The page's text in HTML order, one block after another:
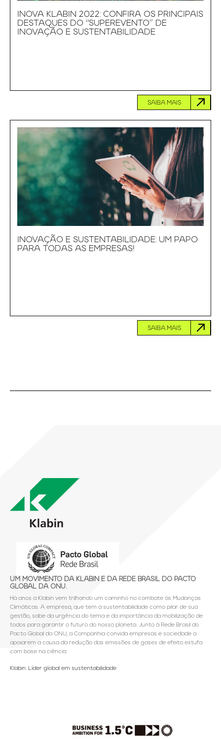
INOVA KLABIN 2022: CONFIRA OS PRINCIPAIS
DESTAQUES DO “SUPEREVENTO” DE
INOVAÇÃO E SUSTENTABILIDADE
SAIBA MAIS
INOVAÇÃO E SUSTENTABILIDADE: UM PAPO
PARA TODAS AS EMPRESAS!
SAIBA MAIS
UM MOVIMENTO DA KLABIN E DA REDE BRASIL DO PACTO
GLOBAL DA ONU.
Há anos a Klabin vem trilhando um caminho no combate às Mudanças
Climáticas. A empresa, que tem a sustentabilidade como pilar de sua
gestão, sabe da urgência do tema e da importância da mobilização de
todos para garantir o futuro do nosso planeta. Junto à Rede Brasil do
Pacto Global da ONU, a Companhia convida empresas e sociedade a
apoiarem a causa da redução das emissões de gases de efeito estufa
com base na ciência.
Klabin. Líder global em sustentabilidade.